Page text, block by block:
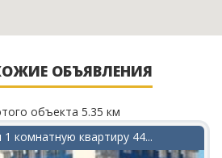
ОБЪЯВЛЕНИЯ
объекта 5.35 км
комнатную квартиру 44...